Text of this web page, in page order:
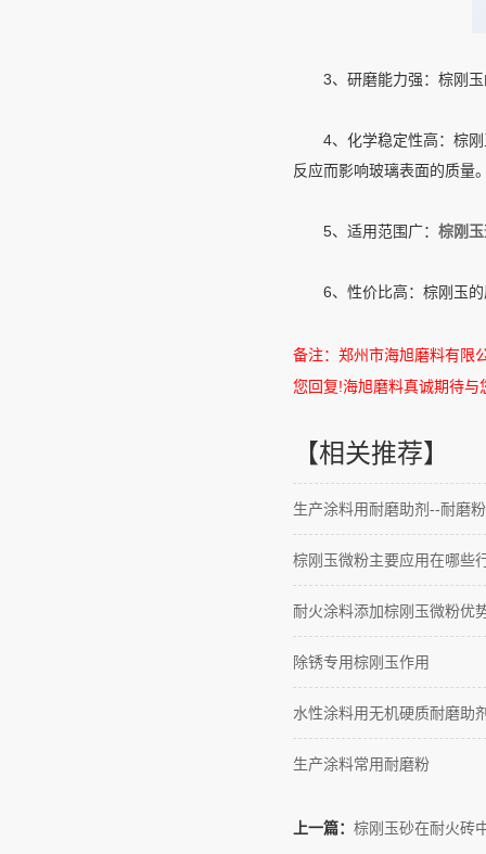
3、研磨能力强：棕刚玉
4、化学稳定性高：棕刚
反应而影响玻璃表面的质量
5、适用范围广： 棕刚玉
6、性价比高：棕刚玉的
备注：郑州市海旭磨料有限
您回复!海旭磨料真诚期待与
【相关推荐】
生产涂料用耐磨助剂--耐磨粉
棕刚玉微粉主要应用在哪些
耐火涂料添加棕刚玉微粉优
除锈专用棕刚玉作用
水性涂料用无机硬质耐磨助
生产涂料常用耐磨粉
上一篇： 棕刚玉砂在耐火砖